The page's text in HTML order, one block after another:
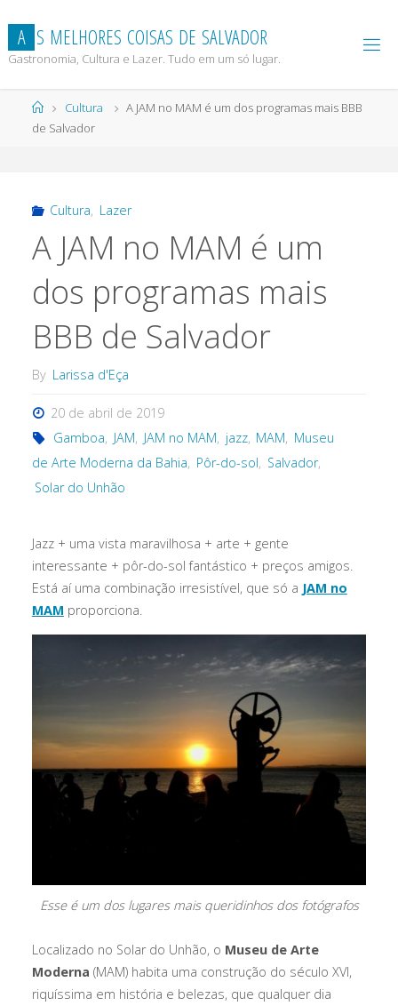
content
A S MELHORES COISAS DE SALVADOR
Gastronomia, Cultura e Lazer. Tudo em um só lugar.
HomeCultura
A JAM no MAM é um dos programas mais BBB
de Salvador
Cultura, Lazer
A JAM no MAM é um
dos programas mais
BBB de Salvador
By Larissa d'Eça
20 de abril de 2019
Gamboa, JAM, JAM no MAM, jazz, MAM, Museu
de Arte Moderna da Bahia, Pôr-do-sol, Salvador,
Solar do Unhão
Jazz + uma vista maravilhosa + arte + gente
interessante + pôr-do-sol fantástico + preços amigos.
Está aí uma combinação irresistível, que só a JAM no
MAM proporciona.
Esse é um dos lugares mais queridinhos dos fotógrafos
Localizado no Solar do Unhão, o Museu de Arte
Moderna (MAM) habita uma construção do século XVI,
riquíssima em história e belezas, que qualquer dia